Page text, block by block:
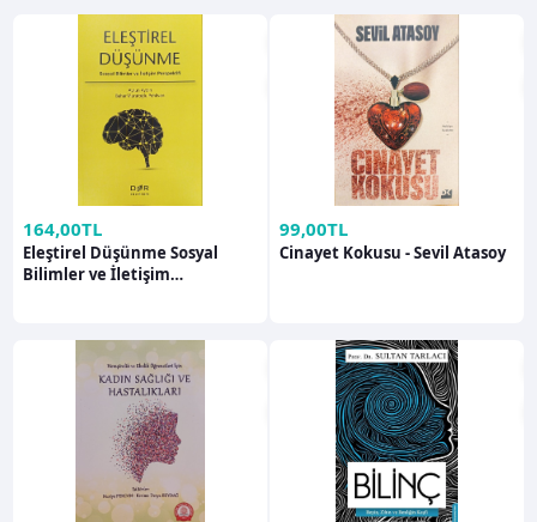
164,00TL
Eleştirel Düşünme Sosyal
Bilimler ve İletişim
99,00TL
Cinayet Kokusu - Sevil Atasoy